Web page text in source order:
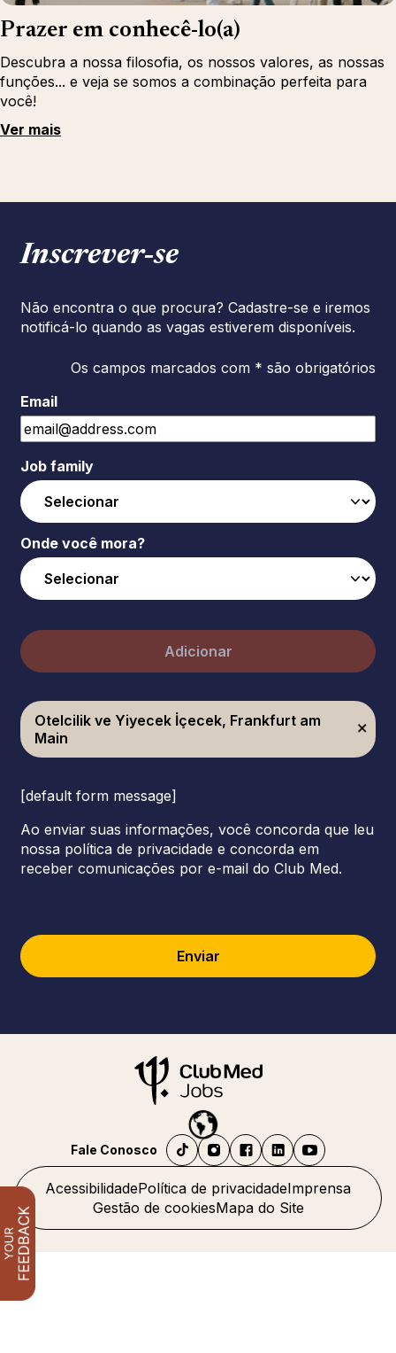
Prazer em conhecê-lo(a)
Descubra a nossa filosofia, os nossos valores, as nossas
funções... e veja se somos a combinação perfeita para
você!
Ver mais
Inscrever‑se
Não encontra o que procura? Cadastre-se e iremos
notificá-lo quando as vagas estiverem disponíveis.
Os campos marcados com * são obrigatórios
Email
Job family
Onde você mora?
Adicionar
Otelcilik ve Yiyecek İçecek, Frankfurt am
Main
[default form message]
Ao enviar suas informações, você concorda que leu
nossa política de privacidade e concorda em
receber comunicações por e-mail do Club Med.
Enviar
AcessibilidadePolítica de privacidadeImprensa
Gestão de cookiesMapa do Site
Fale Conosco